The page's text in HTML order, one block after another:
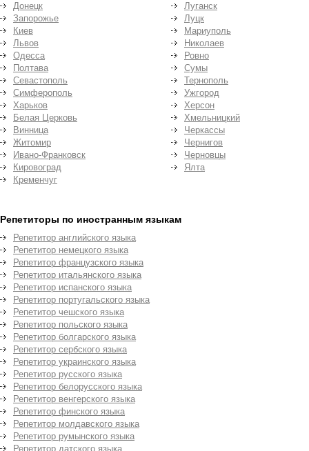
Донецк
Запорожье
Киев
Львов
Одесса
Полтава
Севастополь
Симферополь
Харьков
Белая Церковь
Винница
Житомир
Ивано-Франковск
Кировоград
Кременчуг
Луганск
Луцк
Мариуполь
Николаев
Ровно
Сумы
Тернополь
Ужгород
Херсон
Хмельницкий
Черкассы
Чернигов
Черновцы
Ялта
Репетиторы по иностранным языкам
Репетитор английского языка
Репетитор немецкого языка
Репетитор французского языка
Репетитор итальянского языка
Репетитор испанского языка
Репетитор португальского языка
Репетитор чешского языка
Репетитор польского языка
Репетитор болгарского языка
Репетитор сербского языка
Репетитор украинского языка
Репетитор русского языка
Репетитор белорусского языка
Репетитор венгерского языка
Репетитор финского языка
Репетитор молдавского языка
Репетитор румынского языка
Репетитор датского языка